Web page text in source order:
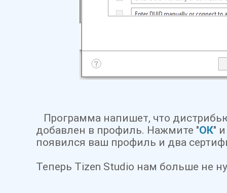
Программа напишет, что
добавлен в профиль. Нажмите "ОК"
появился ваш профиль и два
Теперь Tizen Studio нам больше не